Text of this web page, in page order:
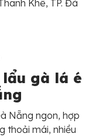
Khê, TP. Đà
gà lá é
Nẵng ngon, hợp
thoải mái, nhiều